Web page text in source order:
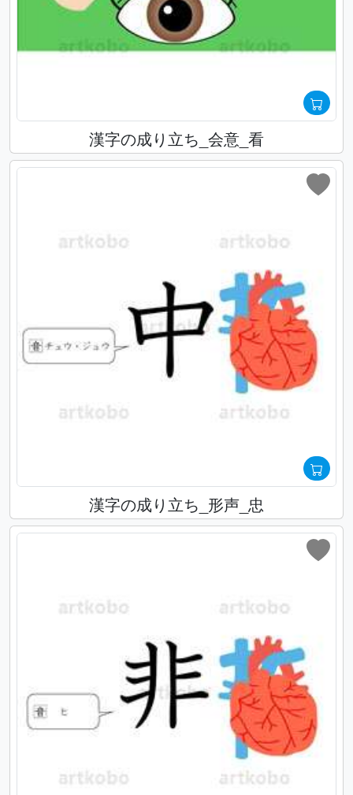
漢字の成り立ち_会意_看
漢字の成り立ち_形声_忠